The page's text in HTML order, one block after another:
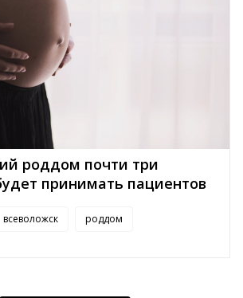
роддом почти три
принимать пациентов
всеволожск роддом